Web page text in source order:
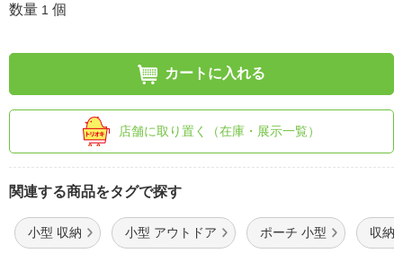
数量 1 個
カートに入れる
店舗に取り置く（在庫・展示一覧）
関連する商品をタグで探す
小型 収納 小型 アウトドア ポーチ 小型 収納